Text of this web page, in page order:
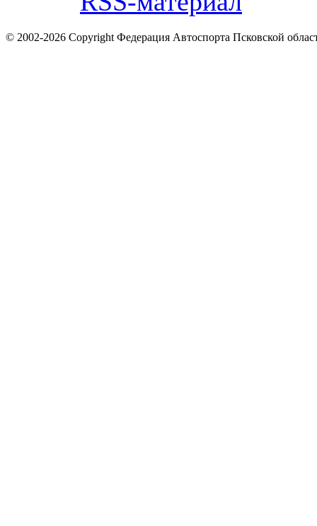
© 2002-2026 Copyright Федерация Автоспорта Псковской